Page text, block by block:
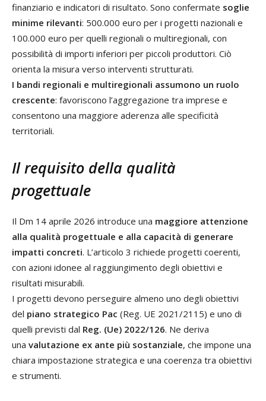
finanziario e indicatori di risultato. Sono confermate soglie
minime rilevanti: 500.000 euro per i progetti nazionali e
100.000 euro per quelli regionali o multiregionali, con
possibilità di importi inferiori per piccoli produttori. Ciò
orienta la misura verso interventi strutturati.
I bandi regionali e multiregionali assumono un ruolo
crescente: favoriscono l’aggregazione tra imprese e
consentono una maggiore aderenza alle specificità
territoriali.
Il requisito della qualità
progettuale
Il Dm 14 aprile 2026 introduce una maggiore attenzione
alla qualità progettuale e alla capacità di generare
impatti concreti. L’articolo 3 richiede progetti coerenti,
con azioni idonee al raggiungimento degli obiettivi e
risultati misurabili.
I progetti devono perseguire almeno uno degli obiettivi
del piano strategico Pac (Reg. UE 2021/2115) e uno di
quelli previsti dal Reg. (Ue) 2022/126. Ne deriva
una valutazione ex ante più sostanziale, che impone una
chiara impostazione strategica e una coerenza tra obiettivi
e strumenti.